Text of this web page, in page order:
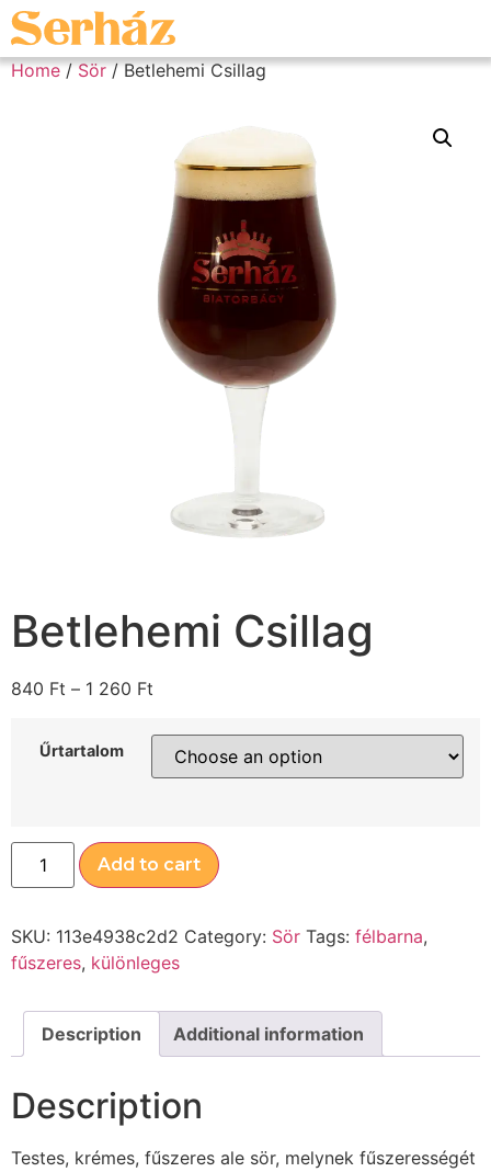
Home/Sör/ Betlehemi Csillag
Betlehemi Csillag
840 Ft – 1 260 Ft
Űrtartalom
Add to cart
SKU: 113e4938c2d2 Category: Sör Tags: félbarna,
fűszeres, különleges
Description Additional information
Description
Testes, krémes, fűszeres ale sör, melynek fűszerességét